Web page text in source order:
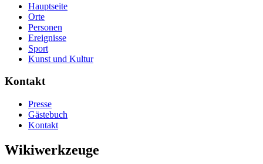
Hauptseite
Orte
Personen
Ereignisse
Sport
Kunst und Kultur
Kontakt
Presse
Gästebuch
Kontakt
Wikiwerkzeuge